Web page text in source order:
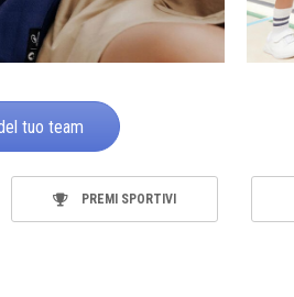
tuo team
PREMI SPORTIVI